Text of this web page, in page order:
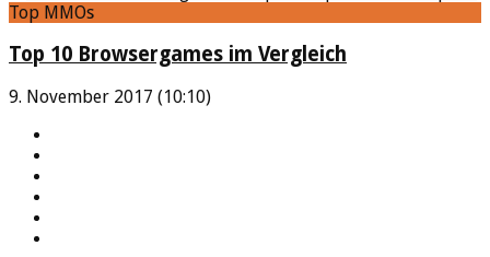
Top MMOs
Top 10 Browsergames im Vergleich
9. November 2017 (10:10)